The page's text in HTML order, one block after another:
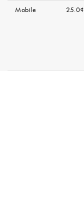
Mobile 25.0¢